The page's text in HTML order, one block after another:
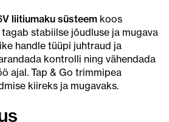
liitiumaku süsteem koos
stabiilse jõudluse ja mugava
handle tüüpi juhtraud ja
kontrolli ning vähendada
ajal. Tap & Go trimmipea
kiireks ja mugavaks.